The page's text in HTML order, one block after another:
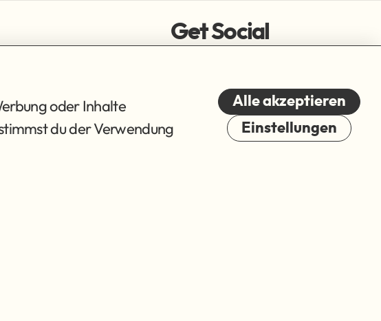
Get Social
Cookies
oder Inhalte
du der Verwendung
Alle akzeptieren
Einstellungen